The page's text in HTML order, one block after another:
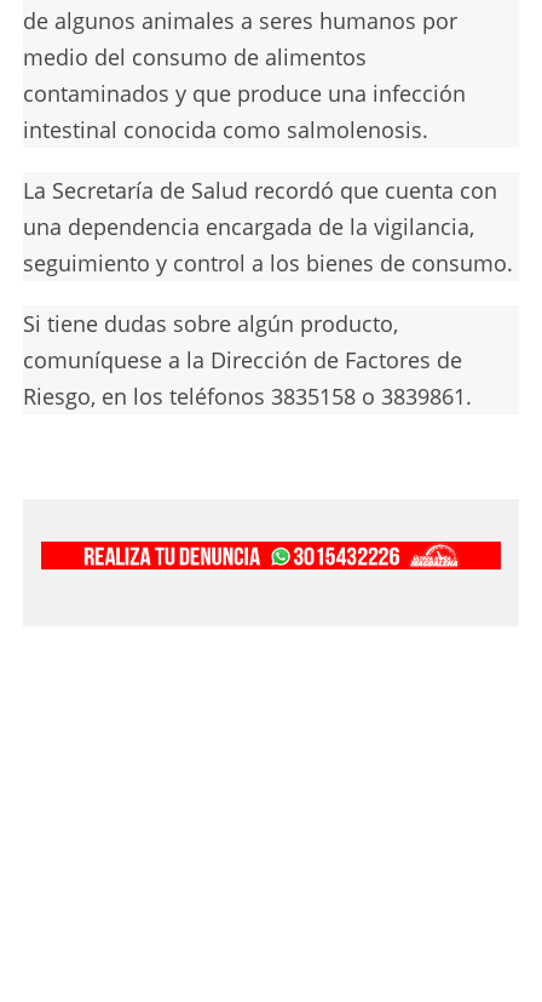
de algunos animales a seres humanos por
medio del consumo de alimentos
contaminados y que produce una infección
intestinal conocida como salmolenosis.
La Secretaría de Salud recordó que cuenta con
una dependencia encargada de la vigilancia,
seguimiento y control a los bienes de consumo.
Si tiene dudas sobre algún producto,
comuníquese a la Dirección de Factores de
Riesgo, en los teléfonos 3835158 o 3839861.